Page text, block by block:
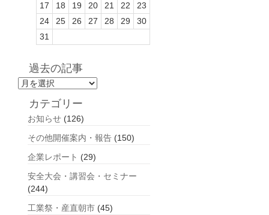
17
18 19 20 21 22
23
24
25 26 27 28 29
30
31
過去の記事
過
カテゴリー
お知らせ (126)
その他開催案内・報告 (150)
企業レポート (29)
安全大会・講習会・セミナー
(244)
工業祭・産直朝市 (45)